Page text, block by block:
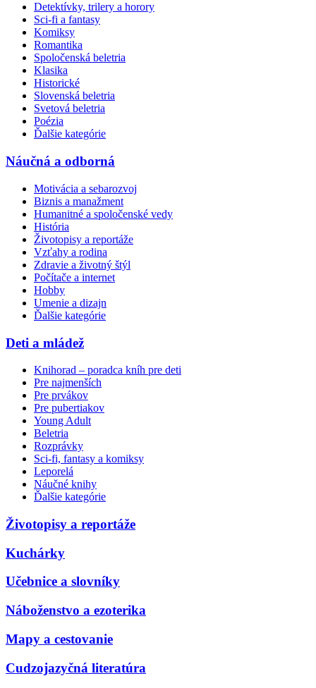
Detektívky, trilery a horory
Sci-fi a fantasy
Komiksy
Romantika
Spoločenská beletria
Klasika
Historické
Slovenská beletria
Svetová beletria
Poézia
Ďalšie kategórie
Náučná a odborná
Motivácia a sebarozvoj
Biznis a manažment
Humanitné a spoločenské vedy
História
Životopisy a reportáže
Vzťahy a rodina
Zdravie a životný štýl
Počítače a internet
Hobby
Umenie a dizajn
Ďalšie kategórie
Deti a mládež
Knihorad – poradca kníh pre deti
Pre najmenších
Pre prvákov
Pre pubertiakov
Young Adult
Beletria
Rozprávky
Sci-fi, fantasy a komiksy
Leporelá
Náučné knihy
Ďalšie kategórie
Životopisy a reportáže
Kuchárky
Učebnice a slovníky
Náboženstvo a ezoterika
Mapy a cestovanie
Cudzojazyčná literatúra